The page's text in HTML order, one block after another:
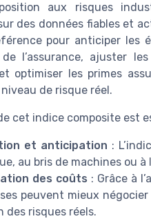
aux risques
des données fiables et
pour anticiper les
l’assurance, ajuster
optimiser les primes
de risque réel.
cet indice composite est
et anticipation :
au bris de machines ou
des coûts : Grâce à
peuvent mieux
des risques réels.